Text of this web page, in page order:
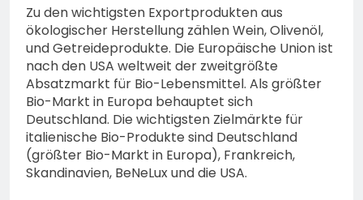
Zu den wichtigsten Exportprodukten aus
ökologischer Herstellung zählen Wein, Olivenöl,
und Getreideprodukte. Die Europäische Union ist
nach den USA weltweit der zweitgrößte
Absatzmarkt für Bio-Lebensmittel. Als größter
Bio-Markt in Europa behauptet sich
Deutschland. Die wichtigsten Zielmärkte für
italienische Bio-Produkte sind Deutschland
(größter Bio-Markt in Europa), Frankreich,
Skandinavien, BeNeLux und die USA.